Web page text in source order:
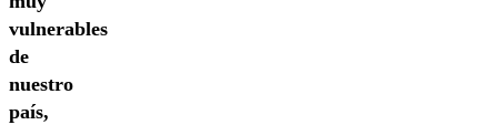
vulnerables
de
nuestro
país,